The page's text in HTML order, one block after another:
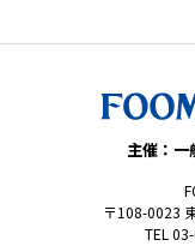
主催：一
〒108-0023
TEL